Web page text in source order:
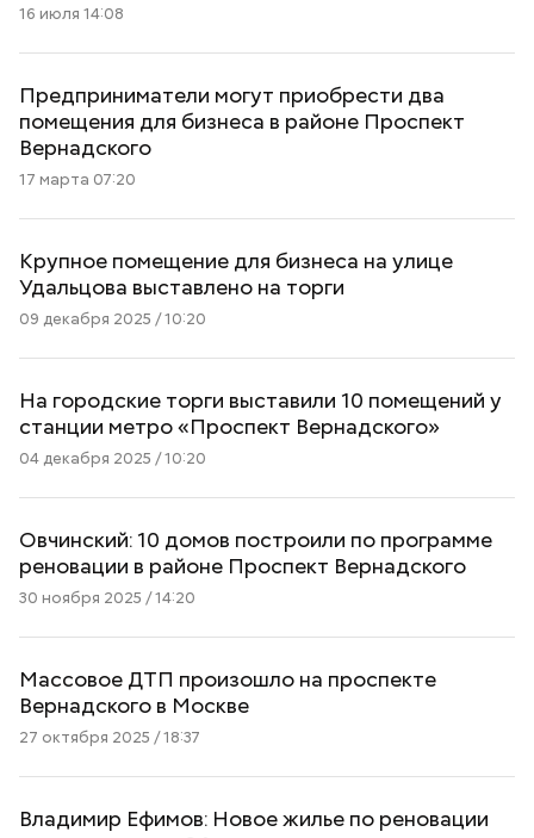
16 июля 14:08
Предприниматели могут приобрести два
помещения для бизнеса в районе Проспект
Вернадского
17 марта 07:20
Крупное помещение для бизнеса на улице
Удальцова выставлено на торги
09 декабря 2025 / 10:20
На городские торги выставили 10 помещений у
станции метро «Проспект Вернадского»
04 декабря 2025 / 10:20
Овчинский: 10 домов построили по программе
реновации в районе Проспект Вернадского
30 ноября 2025 / 14:20
Массовое ДТП произошло на проспекте
Вернадского в Москве
27 октября 2025 / 18:37
Владимир Ефимов: Новое жилье по реновации